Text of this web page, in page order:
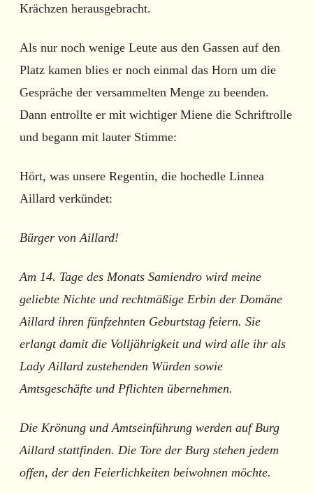
Krächzen herausgebracht.
Als nur noch wenige Leute aus den Gassen auf den
Platz kamen blies er noch einmal das Horn um die
Gespräche der versammelten Menge zu beenden.
Dann entrollte er mit wichtiger Miene die Schriftrolle
und begann mit lauter Stimme:
Hört, was unsere Regentin, die hochedle Linnea
Aillard verkündet:
Bürger von Aillard!
Am 14. Tage des Monats Samiendro wird meine
geliebte Nichte und rechtmäßige Erbin der Domäne
Aillard ihren fünfzehnten Geburtstag feiern. Sie
erlangt damit die Volljährigkeit und wird alle ihr als
Lady Aillard zustehenden Würden sowie
Amtsgeschäfte und Pflichten übernehmen.
Die Krönung und Amtseinführung werden auf Burg
Aillard stattfinden. Die Tore der Burg stehen jedem
offen, der den Feierlichkeiten beiwohnen möchte.